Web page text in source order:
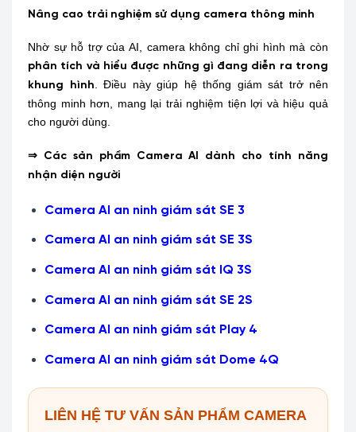
Nâng cao trải nghiệm sử dụng camera thông minh
Nhờ sự hỗ trợ của AI, camera không chỉ ghi hình mà còn
phân tích và hiểu được những gì đang diễn ra trong
khung hình. Điều này giúp hệ thống giám sát trở nên
thông minh hơn, mang lại trải nghiệm tiện lợi và hiệu quả
cho người dùng.
⇒ Các sản phẩm Camera AI dành cho tính năng
nhận diện người
Camera AI an ninh giám sát SE 3
Camera AI an ninh giám sát SE 3S
Camera AI an ninh giám sát IQ 3S
Camera AI an ninh giám sát SE 2S
Camera AI an ninh giám sát Play 4
Camera AI an ninh giám sát Dome 4Q
LIÊN HỆ TƯ VẤN SẢN PHẨM CAMERA